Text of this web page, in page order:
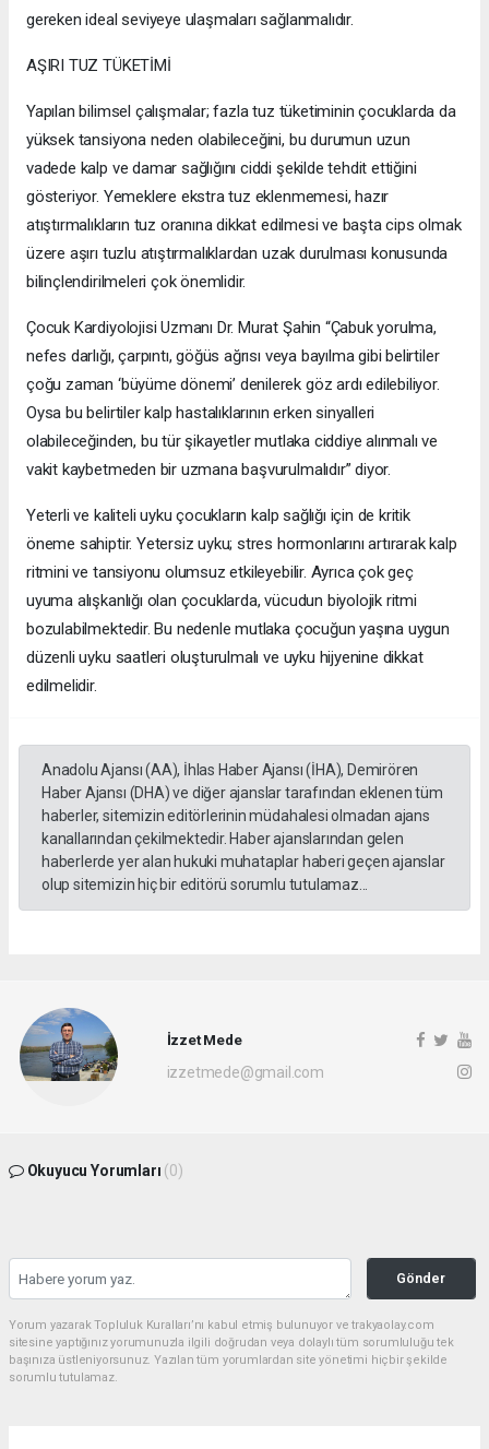
gereken ideal seviyeye ulaşmaları sağlanmalıdır.
AŞIRI TUZ TÜKETİMİ
Yapılan bilimsel çalışmalar; fazla tuz tüketiminin çocuklarda da
yüksek tansiyona neden olabileceğini, bu durumun uzun
vadede kalp ve damar sağlığını ciddi şekilde tehdit ettiğini
gösteriyor. Yemeklere ekstra tuz eklenmemesi, hazır
atıştırmalıkların tuz oranına dikkat edilmesi ve başta cips olmak
üzere aşırı tuzlu atıştırmalıklardan uzak durulması konusunda
bilinçlendirilmeleri çok önemlidir.
Çocuk Kardiyolojisi Uzmanı Dr. Murat Şahin “Çabuk yorulma,
nefes darlığı, çarpıntı, göğüs ağrısı veya bayılma gibi belirtiler
çoğu zaman ‘büyüme dönemi’ denilerek göz ardı edilebiliyor.
Oysa bu belirtiler kalp hastalıklarının erken sinyalleri
olabileceğinden, bu tür şikayetler mutlaka ciddiye alınmalı ve
vakit kaybetmeden bir uzmana başvurulmalıdır” diyor.
Yeterli ve kaliteli uyku çocukların kalp sağlığı için de kritik
öneme sahiptir. Yetersiz uyku; stres hormonlarını artırarak kalp
ritmini ve tansiyonu olumsuz etkileyebilir. Ayrıca çok geç
uyuma alışkanlığı olan çocuklarda, vücudun biyolojik ritmi
bozulabilmektedir. Bu nedenle mutlaka çocuğun yaşına uygun
düzenli uyku saatleri oluşturulmalı ve uyku hijyenine dikkat
edilmelidir.
Anadolu Ajansı (AA), İhlas Haber Ajansı (İHA), Demirören
Haber Ajansı (DHA) ve diğer ajanslar tarafından eklenen tüm
haberler, sitemizin editörlerinin müdahalesi olmadan ajans
kanallarından çekilmektedir. Haber ajanslarından gelen
haberlerde yer alan hukuki muhataplar haberi geçen ajanslar
olup sitemizin hiç bir editörü sorumlu tutulamaz...
İzzet Mede
izzetmede@gmail.com
Okuyucu Yorumları (0)
Gönder
Yorum yazarak Topluluk Kuralları’nı kabul etmiş bulunuyor ve trakyaolay.com
sitesine yaptığınız yorumunuzla ilgili doğrudan veya dolaylı tüm sorumluluğu tek
başınıza üstleniyorsunuz. Yazılan tüm yorumlardan site yönetimi hiçbir şekilde
sorumlu tutulamaz.